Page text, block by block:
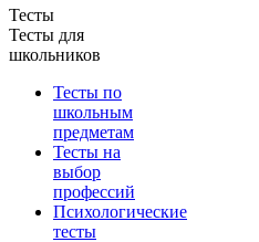
Тесты
Тесты для
школьников
Тесты по
школьным
предметам
Тесты на
выбор
профессий
Психологические
тесты